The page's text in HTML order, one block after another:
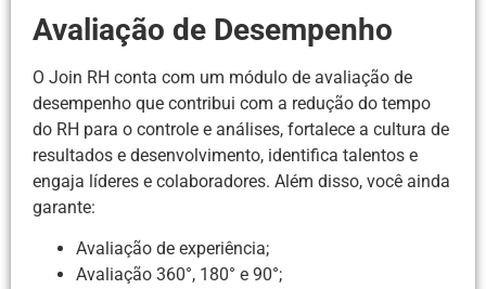
Avaliação de Desempenho
O Join RH conta com um módulo de avaliação de
desempenho que contribui com a redução do tempo
do RH para o controle e análises, fortalece a cultura de
resultados e desenvolvimento, identifica talentos e
engaja líderes e colaboradores. Além disso, você ainda
garante:
Avaliação de experiência;
Avaliação 360°, 180° e 90°;